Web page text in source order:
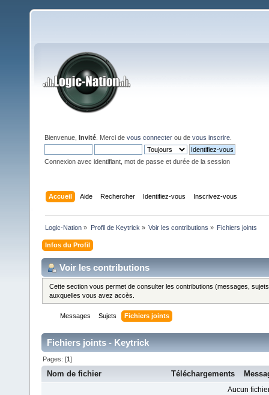
Bienvenue, Invité . Merci de vous connecter ou de vous inscrire
Connexion avec identifiant, mot de passe et durée de la session
Accueil Aide Rechercher Identifiez-vous Inscrivez-vous
Logic-Nation » Profil de Keytrick » Voir les contributions » Fichiers joints
Infos du Profil
Voir les contributions
Cette section vous permet de consulter les contributions (messages,
auxquelles vous avez accès.
Messages Sujets Fichiers joints
Fichiers joints - Keytrick
Pages: [1]
Nom de fichier Téléchargements
Aucun